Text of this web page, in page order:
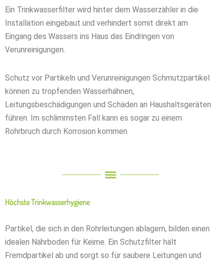
Ein Trinkwasserfilter wird hinter dem Wasserzähler in die
Installation eingebaut und verhindert somit direkt am
Eingang des Wassers ins Haus das Eindringen von
Verunreinigungen.
Schutz vor Partikeln und Verunreinigungen Schmutzpartikel
können zu tropfenden Wasserhähnen,
Leitungsbeschädigungen und Schäden an Haushaltsgeräten
führen. Im schlimmsten Fall kann es sogar zu einem
Rohrbruch durch Korrosion kommen.
Höchste Trinkwasserhygiene
Partikel, die sich in den Rohrleitungen ablagern, bilden einen
idealen Nährboden für Keime. Ein Schutzfilter hält
Fremdpartikel ab und sorgt so für saubere Leitungen und